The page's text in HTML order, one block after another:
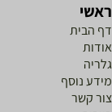
הבית
נוסף
קשר